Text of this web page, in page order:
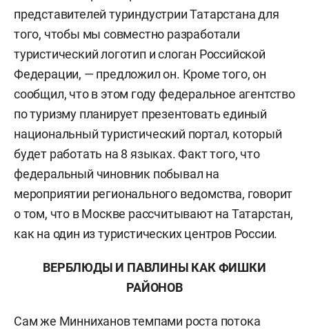
представителей туриндустрии Татарстана для
того, чтобы мы совместно разработали
туристический логотип и слоган Российской
Федерации, — предложил он. Кроме того, он
сообщил, что в этом году федеральное агентство
по туризму планирует презентовать единый
национальный туристический портал, который
будет работать на 8 языках. Факт того, что
федеральный чиновник побывал на
мероприятии регионального ведомства, говорит
о том, что в Москве рассчитывают на Татарстан,
как на один из туристических центров России.
ВЕРБЛЮДЫ И ПАВЛИНЫ КАК ФИШКИ
РАЙОНОВ
Сам же Минниханов темпами роста потока